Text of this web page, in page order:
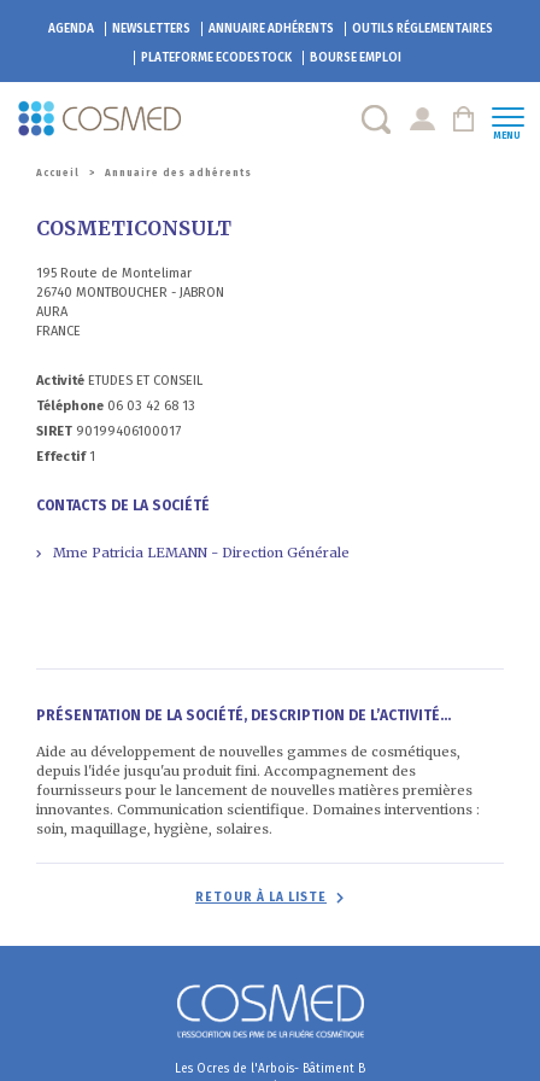
AGENDA NEWSLETTERS ANNUAIRE ADHÉRENTS
OUTILS RÉGLEMENTAIRES
PLATEFORMEECODESTOCK BOURSE EMPLOI
MENU
Accueil > Annuaire des adhérents
COSMETICONSULT
195 Route de Montelimar
26740 MONTBOUCHER - JABRON
AURA
FRANCE
Activité ETUDES ET CONSEIL
Téléphone 06 03 42 68 13
SIRET 90199406100017
Effectif1
CONTACTS DE LA SOCIÉTÉ
Mme Patricia LEMANN - Direction Générale
PRÉSENTATION DE LA SOCIÉTÉ, DESCRIPTION DE L’ACTIVITÉ...
Aide au développement de nouvelles gammes de cosmétiques,
depuis l'idée jusqu'au produit fini. Accompagnement des
fournisseurs pour le lancement de nouvelles matières premières
innovantes. Communication scientifique. Domaines interventions :
soin, maquillage, hygiène, solaires.
RETOUR À LA LISTE
Les Ocres de l'Arbois- Bâtiment B